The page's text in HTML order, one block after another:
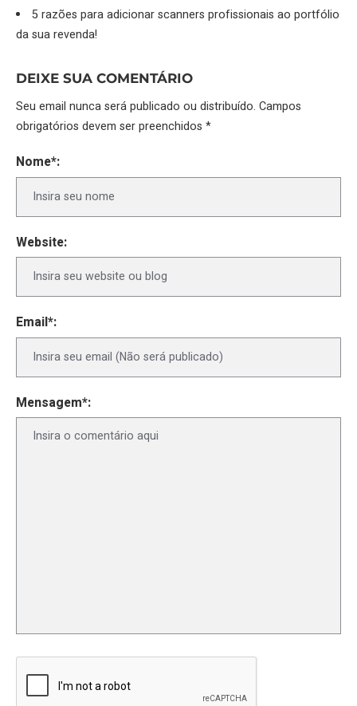
5 razões para adicionar scanners profissionais ao portfólio
da sua revenda!
DEIXE SUA COMENTÁRIO
Seu email nunca será publicado ou distribuído. Campos
obrigatórios devem ser preenchidos *
Nome*:
Website:
Email*:
Mensagem*: